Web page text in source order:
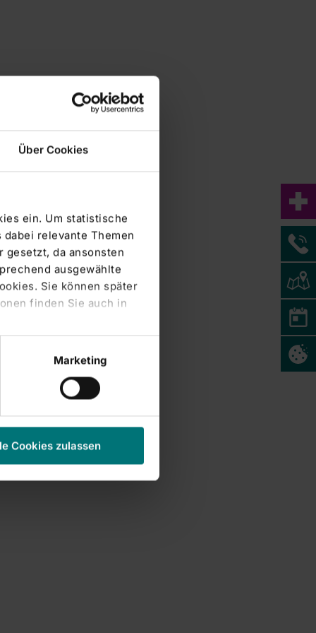
Über Cookies
ein. Um statistische
relevante Themen
gesetzt, da ansonsten
ausgewählte
Sie können später
finden Sie auch in
Marketing
Cookies zulassen